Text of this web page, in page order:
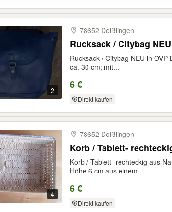
2
78652 Deißlingen
Rucksack / Citybag
Rucksack / Citybag NEU in
ca. 30 cm; mit...
6 €
Direkt kaufen
4
78652 Deißlingen
Korb / Tablett-
Korb / Tablett- rechteckig aus
Höhe 6 cm aus einem...
6 €
Direkt kaufen